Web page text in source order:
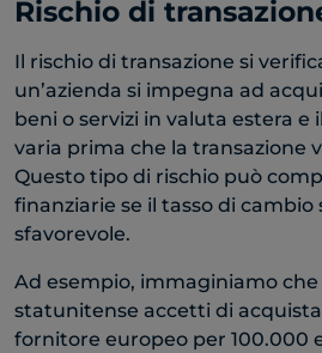
Rischio di
Il rischio di transazione si
un’azienda si impegna ad
beni o servizi in valuta estera e
varia prima che la transazione
Questo tipo di rischio può
finanziarie se il tasso di
sfavorevole.
Ad esempio, immaginiamo che
statunitense accetti di
fornitore europeo per 100.000